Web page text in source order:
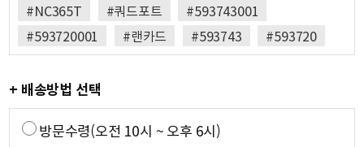
#NC365T
#쿼드포트
#593743001
#593720001
#랜카드 #593743 #593720
+ 배송방법 선택
방문수령(오전 10시 ~ 오후 6시)